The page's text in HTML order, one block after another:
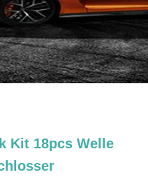
Kit 18pcs Welle